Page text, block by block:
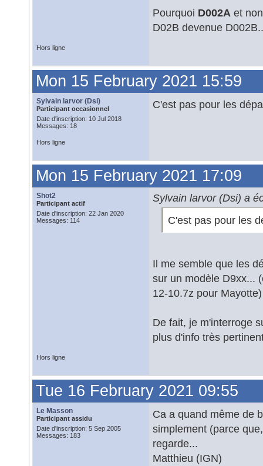
Pourquoi D002A et
D02B devenue
Hors ligne
Mon 15 February 2021 15:59
Sylvain larvor (Dsi)
Participant occasionnel
Date d'inscription: 10 Jul 2018
Messages: 18
C'est pas pour les
Hors ligne
Mon 15 February 2021 17:09
Shot2
Participant actif
Date d'inscription: 22 Jan 2020
Messages: 114
Sylvain larvor (Dsi) a
C'est pas pour les
Il me semble que les
sur un modèle D9xx...
12-10.7z pour Mayotte)
De fait, je m'interroge
plus d'info très
Hors ligne
Tue 16 February 2021 09:55
Le Masson
Participant assidu
Date d'inscription: 5 Sep 2005
Messages: 183
Ca a quand même de
simplement (parce
regarde...
Matthieu (IGN)